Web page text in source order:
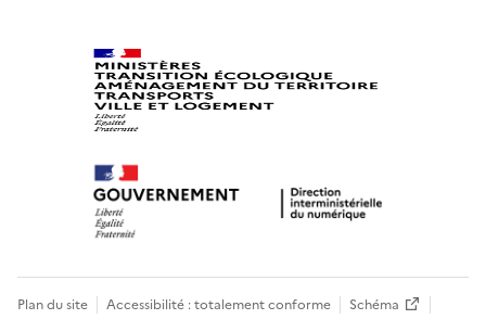
Plan du site Accessibilité : totalement conforme Schéma